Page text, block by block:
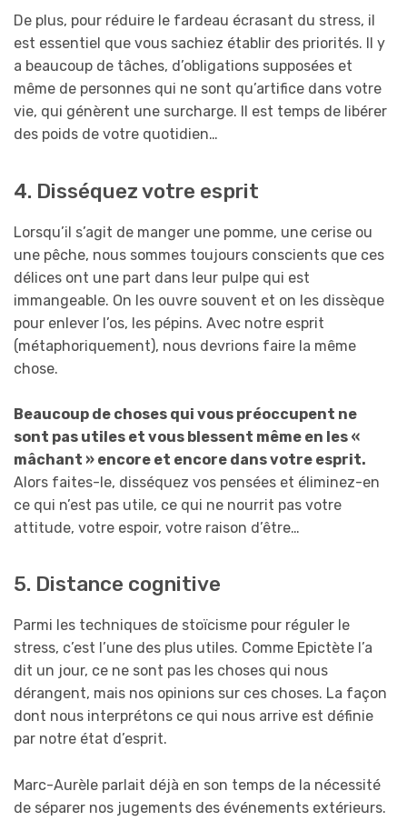
De plus, pour réduire le fardeau écrasant du stress, il
est essentiel que vous sachiez établir des priorités. Il y
a beaucoup de tâches, d’obligations supposées et
même de personnes qui ne sont qu’artifice dans votre
vie, qui génèrent une surcharge. Il est temps de libérer
des poids de votre quotidien…
4. Disséquez votre esprit
Lorsqu’il s’agit de manger une pomme, une cerise ou
une pêche, nous sommes toujours conscients que ces
délices ont une part dans leur pulpe qui est
immangeable. On les ouvre souvent et on les dissèque
pour enlever l’os, les pépins. Avec notre esprit
(métaphoriquement), nous devrions faire la même
chose.
Beaucoup de choses qui vous préoccupent ne
sont pas utiles et vous blessent même en les «
mâchant » encore et encore dans votre esprit.
Alors faites-le, disséquez vos pensées et éliminez-en
ce qui n’est pas utile, ce qui ne nourrit pas votre
attitude, votre espoir, votre raison d’être…
5. Distance cognitive
Parmi les techniques de stoïcisme pour réguler le
stress, c’est l’une des plus utiles. Comme Epictète l’a
dit un jour, ce ne sont pas les choses qui nous
dérangent, mais nos opinions sur ces choses. La façon
dont nous interprétons ce qui nous arrive est définie
par notre état d’esprit.
Marc-Aurèle parlait déjà en son temps de la nécessité
de séparer nos jugements des événements extérieurs.